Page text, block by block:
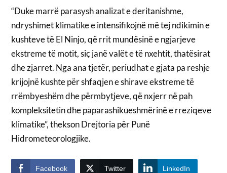
“Duke marrë parasysh analizat e deritanishme,
ndryshimet klimatike e intensifikojnë më tej ndikimin e
kushteve të El Ninjo, që rrit mundësinë e ngjarjeve
ekstreme të motit, siç janë valët e të nxehtit, thatësirat
dhe zjarret. Nga ana tjetër, periudhat e gjata pa reshje
krijojnë kushte për shfaqjen e shirave ekstreme të
rrëmbyeshëm dhe përmbytjeve, që nxjerr në pah
kompleksitetin dhe paparashikueshmërinë e rreziqeve
klimatike”, thekson Drejtoria për Punë
Hidrometeorologjike.
Facebook Twitter LinkedIn